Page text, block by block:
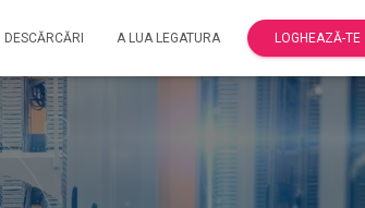
DESCĂRCĂRI A LUA LEGATURA LOGHEAZĂ-TE